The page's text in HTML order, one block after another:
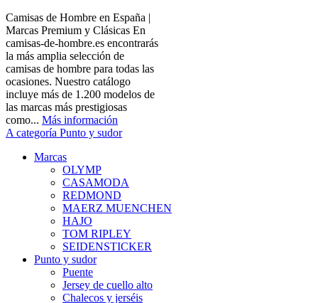
Camisas de Hombre en España |
Marcas Premium y Clásicas En
camisas-de-hombre.es encontrarás
la más amplia selección de
camisas de hombre para todas las
ocasiones. Nuestro catálogo
incluye más de 1.200 modelos de
las marcas más prestigiosas
como... Más información
A categoría Punto y sudor
Marcas
OLYMP
CASAMODA
REDMOND
MAERZ MUENCHEN
HAJO
TOM RIPLEY
SEIDENSTICKER
Punto y sudor
Puente
Jersey de cuello alto
Chalecos y jerséis